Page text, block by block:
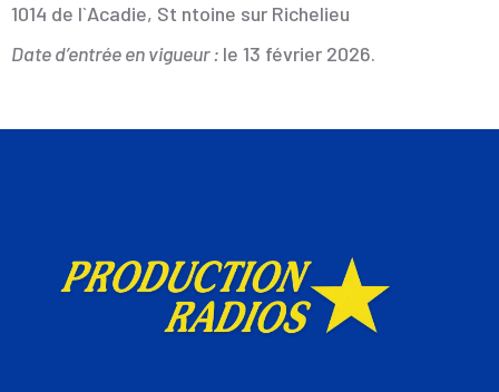
1014 de l`Acadie, St ntoine sur Richelieu
Date d’entrée en vigueur : le 13 février 2026.